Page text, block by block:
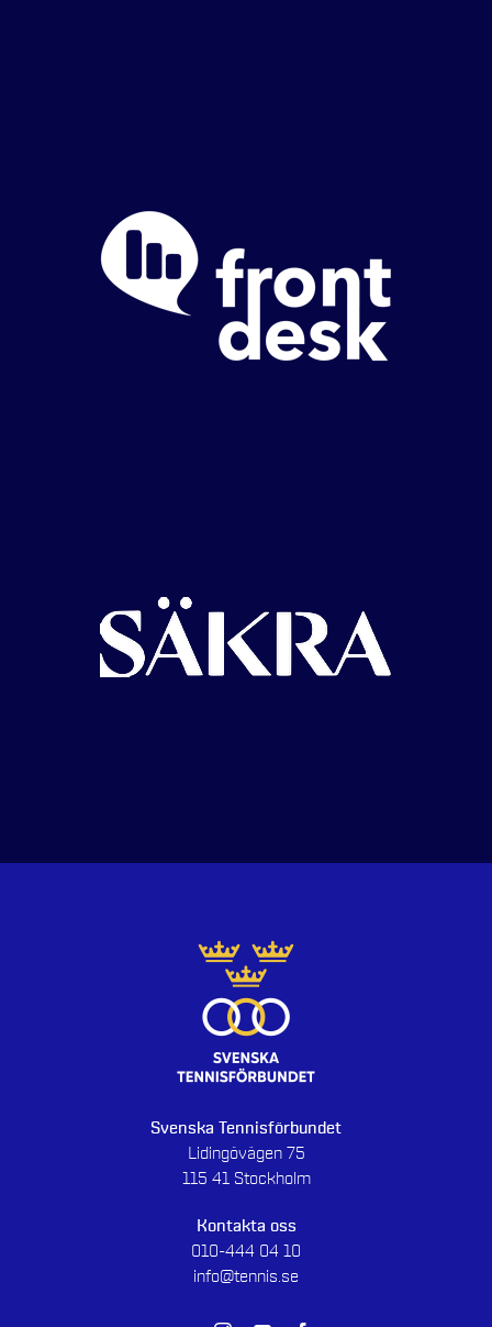
Svenska Tennisförbundet
Lidingövägen 75
115 41 Stockholm
Kontakta oss
010-444 04 10
info@tennis.se